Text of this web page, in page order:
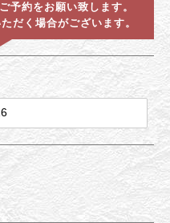
予約をお願い致します。
だく場合がございます。